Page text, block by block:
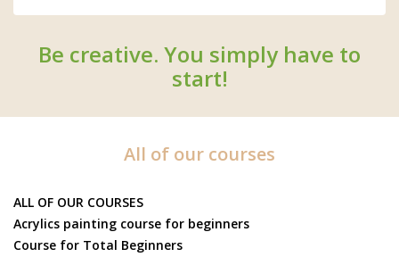
Be creative. You simply have to
start!
All of our courses
ALL OF OUR COURSES
Acrylics painting course for beginners
Course for Total Beginners